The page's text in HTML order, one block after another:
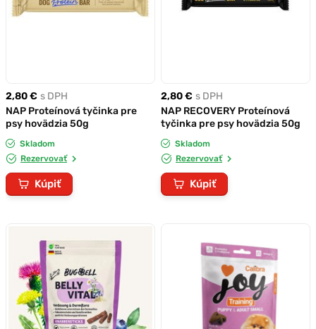
2,80 € s DPH
NAP Proteínová tyčinka pre
psy hovädzia 50g
Skladom
Rezervovať
Kúpiť
2,80 € s DPH
NAP RECOVERY Proteínová
tyčinka pre psy hovädzia 50g
Skladom
Rezervovať
Kúpiť